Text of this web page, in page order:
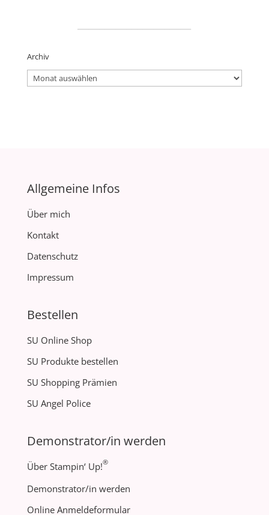
Archiv
Archiv
Allgemeine Infos
Über mich
Kontakt
Datenschutz
Impressum
Bestellen
SU Online Shop
SU Produkte bestellen
SU Shopping Prämien
SU Angel Police
Demonstrator/in werden
Über Stampin‘ Up!®
Demonstrator/in werden
Online Anmeldeformular